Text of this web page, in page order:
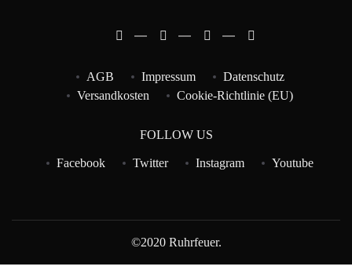
AGB Impressum
Datenschutz
Versandkosten
Cookie-Richtlinie (EU)
FOLLOW US
Facebook Twitter Instagram Youtube
©2020 Ruhrfeuer.